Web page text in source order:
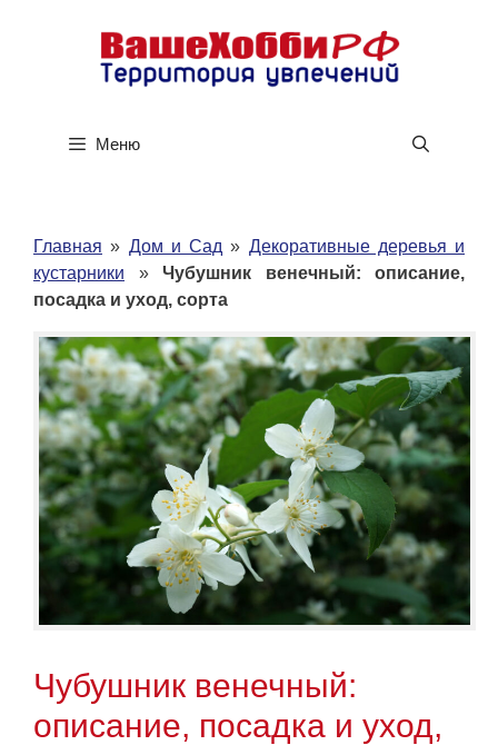
содержимому
Меню
Главная » Дом и Сад » Декоративные деревья и
кустарники » Чубушник венечный: описание,
посадка и уход, сорта
Чубушник венечный:
описание, посадка и уход,